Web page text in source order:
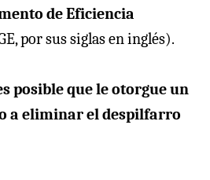
de Eficiencia
por sus siglas en inglés).
posible que le otorgue un
a eliminar el despilfarro